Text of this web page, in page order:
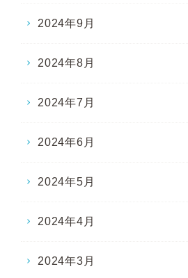
2024年9月
2024年8月
2024年7月
2024年6月
2024年5月
2024年4月
2024年3月